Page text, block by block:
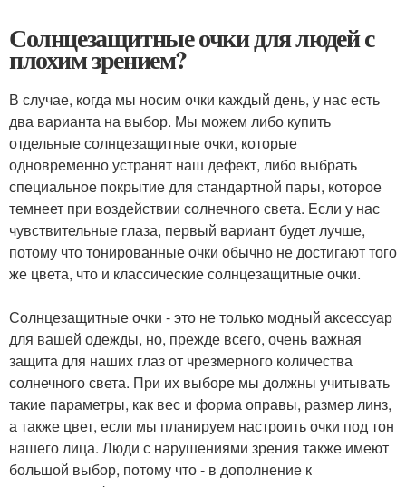
Солнцезащитные очки для людей с
плохим зрением?
В случае, когда мы носим очки каждый день, у нас есть
два варианта на выбор. Мы можем либо купить
отдельные солнцезащитные очки, которые
одновременно устранят наш дефект, либо выбрать
специальное покрытие для стандартной пары, которое
темнеет при воздействии солнечного света. Если у нас
чувствительные глаза, первый вариант будет лучше,
потому что тонированные очки обычно не достигают того
же цвета, что и классические солнцезащитные очки.
Солнцезащитные очки - это не только модный аксессуар
для вашей одежды, но, прежде всего, очень важная
защита для наших глаз от чрезмерного количества
солнечного света. При их выборе мы должны учитывать
такие параметры, как вес и форма оправы, размер линз,
а также цвет, если мы планируем настроить очки под тон
нашего лица. Люди с нарушениями зрения также имеют
большой выбор, потому что - в дополнение к